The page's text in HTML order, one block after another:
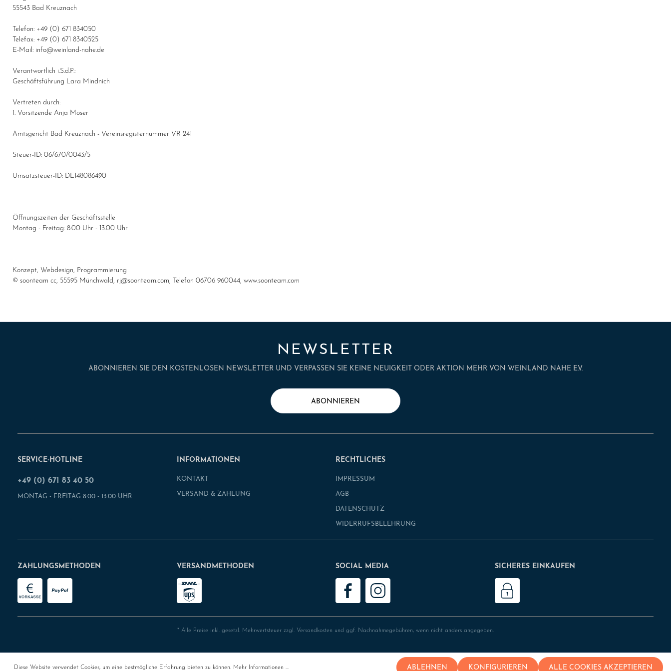
55543 Bad Kreuznach
Telefon: +49 (0) 671 834050
Telefax: +49 (0) 671 8340525
E-Mail: info@weinland-nahe.de
Verantwortlich i.S.d.P.:
Geschäftsführung Lara Mindnich
Vertreten durch:
1. Vorsitzende Anja Moser
Amtsgericht Bad Kreuznach - Vereinsregisternummer VR 241
Steuer-ID: 06/670/0043/5
Umsatzsteuer-ID: DE148086490
Öffnungszeiten der Geschäftsstelle
Montag - Freitag: 8.00 Uhr - 13.00 Uhr
Konzept, Webdesign, Programmierung
© soonteam cc, 55595 Münchwald, rj@soonteam.com, Telefon 06706 960044, www.soonteam.com
NEWSLETTER
ABONNIEREN SIE DEN KOSTENLOSEN NEWSLETTER UND VERPASSEN SIE KEINE NEUIGKEIT ODER AKTION MEHR VON WEINLAND NAHE E.V.
ABONNIEREN
SERVICE-HOTLINE
+49 (0) 671 83 40 50
MONTAG - FREITAG 8.00 - 13.00 UHR
INFORMATIONEN
KONTAKT
VERSAND & ZAHLUNG
RECHTLICHES
IMPRESSUM
AGB
DATENSCHUTZ
WIDERRUFSBELEHRUNG
ZAHLUNGSMETHODEN VERSANDMETHODEN SOCIAL MEDIA SICHERES EINKAUFEN
* Alle Preise inkl. gesetzl. Mehrwertsteuer zzgl. Versandkosten und ggf. Nachnahmegebühren, wenn nicht anders angegeben.
Diese Website verwendet Cookies, um eine bestmögliche Erfahrung bieten zu können. Mehr Informationen ... ABLEHNEN KONFIGURIEREN ALLE COOKIES AKZEPTIEREN